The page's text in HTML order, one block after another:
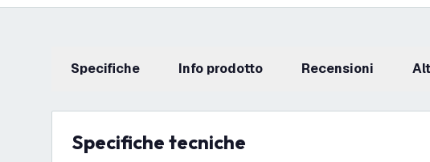
Specifiche info prodotto recensioni
Specifiche tecniche